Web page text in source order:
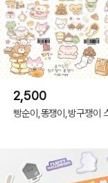
2,500
빵순이,똥쟁이,방구쟁이